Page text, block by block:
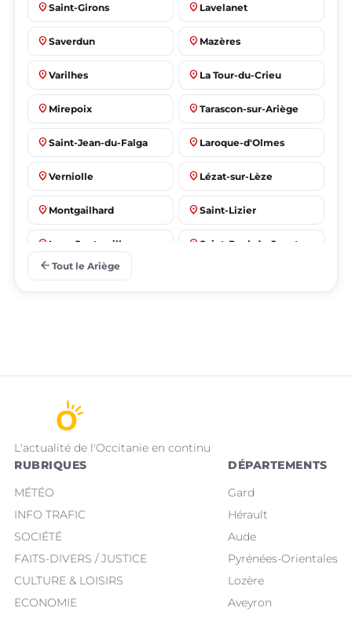
place Saint-Girons place Lavelanet
place Saverdun place Mazères
place Varilhes place La Tour-du-Crieu
place Mirepoix place Tarascon-sur-Ariège
place Saint-Jean-du-Falga place Laroque-d'Olmes
place Verniolle place Lézat-sur-Lèze
place Montgailhard place Saint-Lizier
place Lorp-Sentaraille place Saint-Paul-de-Jarrat
arrow_back Tout le Ariège
L'actualité de l'Occitanie en continu
RUBRIQUES
MÉTÉO
INFO TRAFIC
SOCIÉTÉ
FAITS-DIVERS / JUSTICE
CULTURE & LOISIRS
ECONOMIE
DÉPARTEMENTS
Gard
Hérault
Aude
Pyrénées-Orientales
Lozère
Aveyron